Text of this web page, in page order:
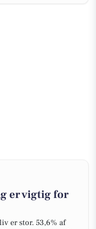
er vigtig for
er stor. 53,6% af